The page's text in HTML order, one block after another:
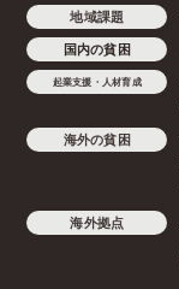
地域課題
国内の貧困
起業支援・人材育成
海外の貧困
海外拠点